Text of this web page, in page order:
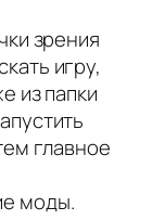
зрения
игру,
из папки
главное
моды.